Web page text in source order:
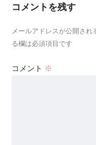
コメントを残す
メールアドレスが公開され
る欄は必須項目です
コメント ※